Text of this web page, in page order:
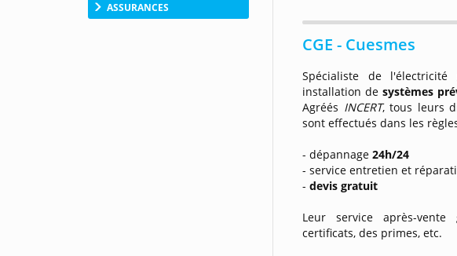
ASSURANCES
CGE - Cuesmes
Spécialiste de l'électricité
installation de systèmes
Agréés INCERT, tous leurs
sont effectués dans les
- dépannage24h/24
- service entretien et
-devis gratuit
Leur service après-
certificats, des primes, etc.